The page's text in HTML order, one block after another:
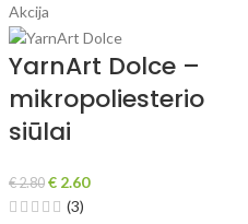
Akcija
YarnArt Dolce –
mikropoliesterio
siūlai
€2.80 € 2.60
(3)